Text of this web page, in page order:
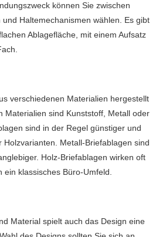
können Sie zwischen
Haltemechanismen wählen. Es gibt
Ablagefläche, mit einem Aufsatz
verschiedenen Materialien hergestellt
Materialien sind Kunststoff, Metall oder
sind in der Regel günstiger und
Holzvarianten. Metall-Briefablagen sind
Holz-Briefablagen wirken oft
klassisches Büro-Umfeld.
Material spielt auch das Design eine